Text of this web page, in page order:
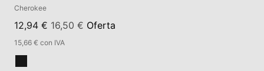
Cherokee
12,94 € 16,50 € Oferta
15,66 € con IVA